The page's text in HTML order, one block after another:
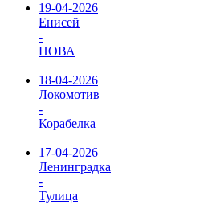
19-04-2026
Енисей
-
НОВА
18-04-2026
Локомотив
-
Корабелка
17-04-2026
Ленинградка
-
Тулица